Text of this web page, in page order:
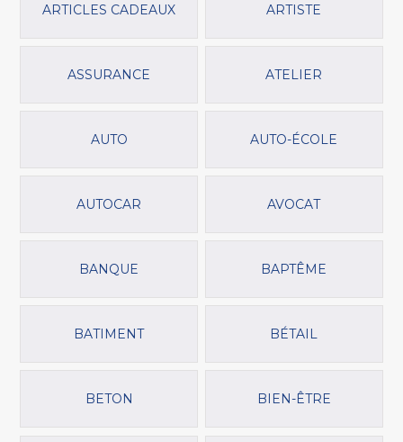
ARTICLES CADEAUX ARTISTE
ASSURANCE ATELIER
AUTO AUTO-ÉCOLE
AUTOCAR AVOCAT
BANQUE BAPTÊME
BATIMENT BÉTAIL
BETON BIEN-ÊTRE